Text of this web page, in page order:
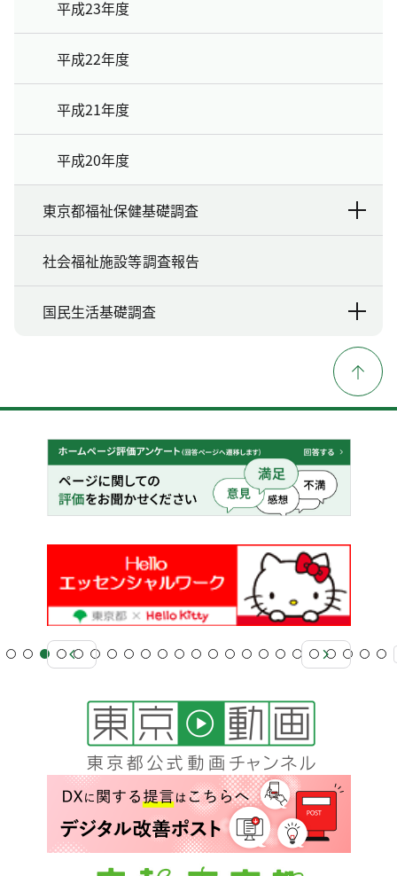
平成23年度
平成22年度
平成21年度
平成20年度
東京都福祉保健基礎調査
社会福祉施設等調査報告
国民生活基礎調査